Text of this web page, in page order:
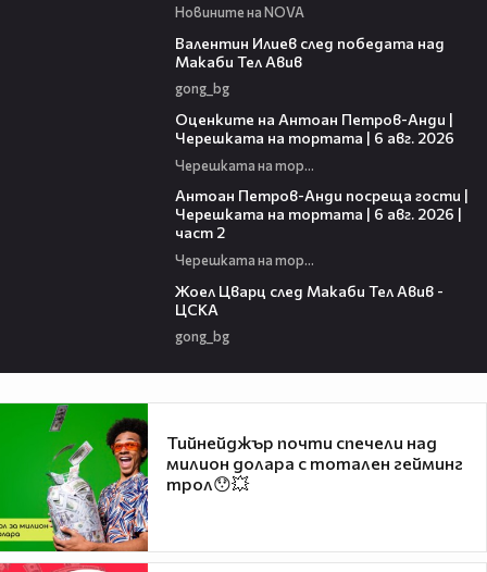
Новините на NOVA
Валентин Илиев след победата над
Макаби Тел Авив
gong_bg
Оценките на Антоан Петров-Анди |
Черешката на тортата | 6 авг. 2026
Черешката на тортата
Антоан Петров-Анди посреща гости |
Черешката на тортата | 6 авг. 2026 |
част 2
Черешката на тортата
Жоел Цварц след Макаби Тел Авив -
ЦСКА
gong_bg
Тийнейджър почти спечели над
милион долара с тотален гейминг
трол😯💥